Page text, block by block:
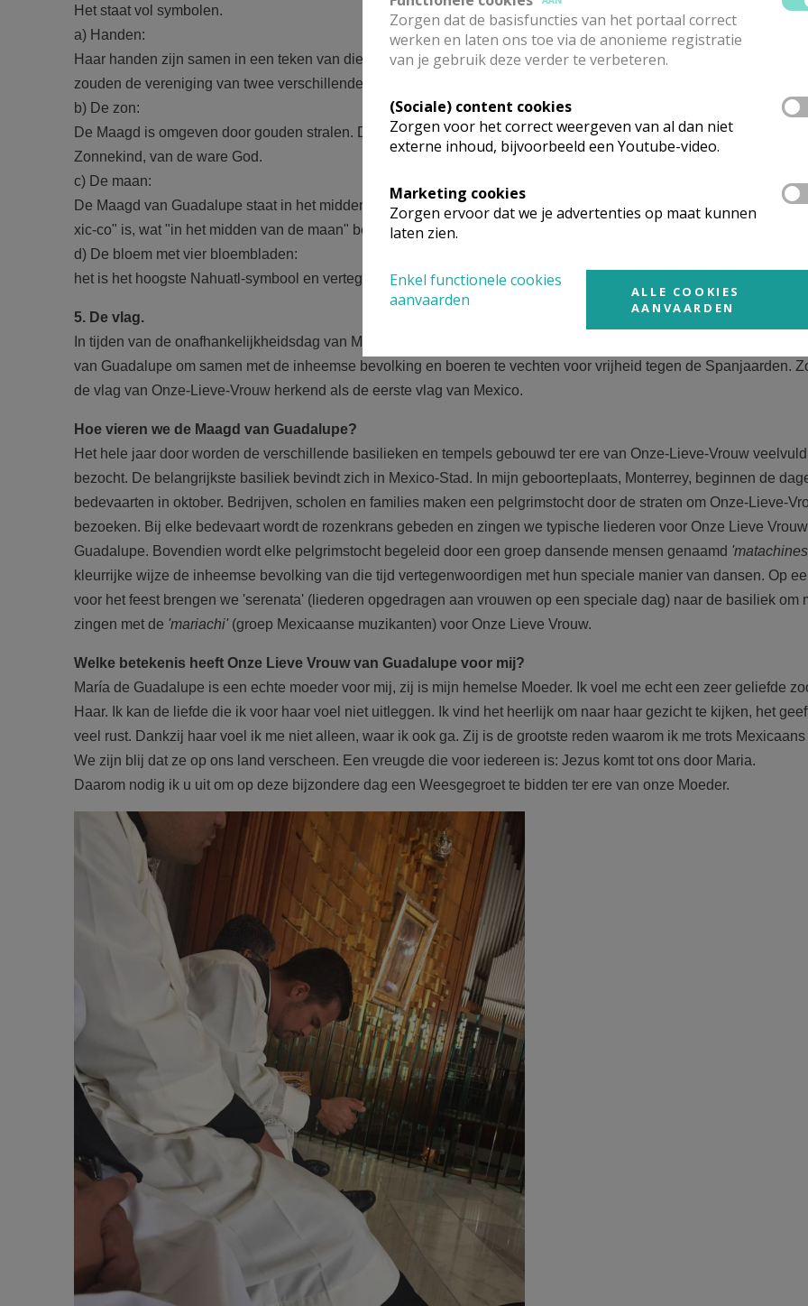
Het staat vol symbolen.
a) Handen:
Haar handen zijn samen in een teken van diep gebed. Rechts is witter en meer gestileerd, links is donker en voller,
zouden de vereniging van twee verschillende rassen kunnen symboliseren.
b) De zon:
De Maagd is omgeven door gouden stralen. De boodschap die wordt overgebracht: zij is de Moeder van het licht,
Zonnekind, van de ware God.
c) De maan:
De Maagd van Guadalupe staat in het midden van de maan, en het is geen toeval dat het woord Mexico in Nahuatl
xic-co" is, wat "in het midden van de maan" betekent.
d) De bloem met vier bloembladen:
het is het hoogste Nahuatl-symbool en vertegenwoordigt de aanwezigheid van God, volheid, het centrum van
5. De vlag.
In tijden van de onafhankelijkheidsdag van Mexico (1810) gebruikte priester Hidalgo het vaandel van Onze Lieve
van Guadalupe om samen met de inheemse bevolking en boeren te vechten voor vrijheid tegen de Spanjaarden.
de vlag van Onze-Lieve-Vrouw herkend als de eerste vlag van Mexico.
Hoe vieren we de Maagd van Guadalupe?
Het hele jaar door worden de verschillende basilieken en tempels gebouwd ter ere van Onze-Lieve-Vrouw
bezocht. De belangrijkste basiliek bevindt zich in Mexico-Stad. In mijn geboorteplaats, Monterrey, beginnen de
bedevaarten in oktober. Bedrijven, scholen en families maken een pelgrimstocht door de straten om Onze-Lieve-
bezoeken. Bij elke bedevaart wordt de rozenkrans gebeden en zingen we typische liederen voor Onze Lieve
Guadalupe. Bovendien wordt elke pelgrimstocht begeleid door een groep dansende mensen genaamd
kleurrijke wijze de inheemse bevolking van die tijd vertegenwoordigen met hun speciale manier van dansen. Op
voor het feest brengen we 'serenata' (liederen opgedragen aan vrouwen op een speciale dag) naar de basiliek om
zingen met de 'mariachi' (groep Mexicaanse muzikanten) voor Onze Lieve Vrouw.
Welke betekenis heeft Onze Lieve Vrouw van Guadalupe voor mij?
María de Guadalupe is een echte moeder voor mij, zij is mijn hemelse Moeder. Ik voel me echt een zeer geliefde
Haar. Ik kan de liefde die ik voor haar voel niet uitleggen. Ik vind het heerlijk om naar haar gezicht te kijken, het
veel rust. Dankzij haar voel ik me niet alleen, waar ik ook ga. Zij is de grootste reden waarom ik me trots Mexicaans
We zijn blij dat ze op ons land verscheen. Een vreugde die voor iedereen is: Jezus komt tot ons door Maria.
Daarom nodig ik u uit om op deze bijzondere dag een Weesgegroet te bidden ter ere van onze Moeder.
F2184d49.jpg
Zorgen dat de basisfuncties van het portaal correct
werken en laten ons toe via de anonieme registratie
van je gebruik deze verder te verbeteren.
(Sociale) content cookies
Zorgen voor het correct weergeven van al dan niet
externe inhoud, bijvoorbeeld een Youtube-video.
Marketing cookies
Zorgen ervoor dat we je advertenties op maat kunnen
laten zien.
Enkel functionele cookies
aanvaarden
ALLE COOKIES
AANVAARDEN